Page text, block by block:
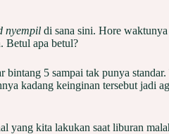
nyempil di sana sini. Hore
Betul apa betul?
5 sampai tak punya
kadang keinginan tersebut jadi
yang kita lakukan saat liburan